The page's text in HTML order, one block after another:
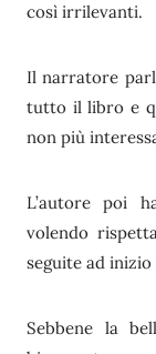
così irrilevanti.
Il narratore
tutto il libro e
non più
L’autore poi
volendo
seguite ad
Sebbene la